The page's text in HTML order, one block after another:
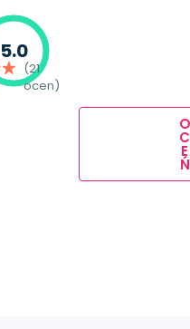
5.0
(21
ocen)
O
C
E
Ń